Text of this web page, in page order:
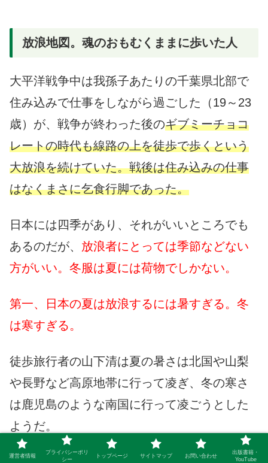
放浪地図。魂のおもむくままに歩いた人
大平洋戦争中は我孫子あたりの千葉県北部で
住み込みで仕事をしながら過ごした（19～23
歳）が、戦争が終わった後のギブミーチョコ
レートの時代も線路の上を徒歩で歩くという
大放浪を続けていた。戦後は住み込みの仕事
はなくまさに乞食行脚であった。
日本には四季があり、それがいいところでも
あるのだが、 放浪者にとっては季節などない
方がいい。冬服は夏には荷物でしかない。
第一、日本の夏は放浪するには暑すぎる。冬
は寒すぎる。
徒歩旅行者の山下清は夏の暑さは北国や山梨
や長野など高原地帯に行って凌ぎ、冬の寒さ
は鹿児島のような南国に行って凌ごうとした
ようだ。
運営者情報
プライバシーポリ
シー
トップページ サイトマップ お問い合わせ
出版書籍・
YouTube